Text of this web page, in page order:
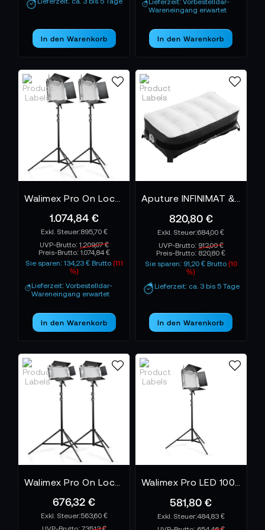
In den Warenkorb
Lieferzeit: Vorbestelldar-
Wareneingang erwartet
In den Warenkorb
1.074,84 €
895,70 €
UVP-Brutto: 1.209,07 €
Preis-Brutto: 1.074,84 €
Sie sparen: 134,23 € Brutto (11.1
%)
Lieferzeit: Vorbestelldar-
Wareneingang erwartet
In den Warenkorb
820,80 €
684,00 €
UVP-Brutto: 912,00 €
Preis-Brutto: 820,80 €
Sie sparen: 91,20 € Brutto (10
%)
Lieferzeit: ca. 3 bis 5 Tage
In den Warenkorb
676,32 €
563,60 €
581,80 €
484,83 €